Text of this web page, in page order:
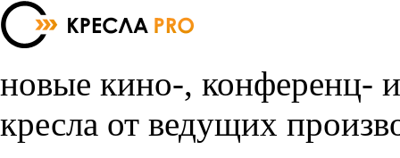
новые кино-, конференц-
кресла от ведущих